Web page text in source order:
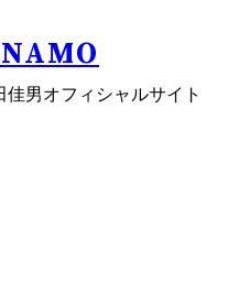
男オフィシャルサイト